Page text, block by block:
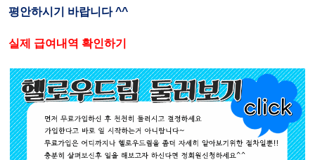
평안하시기 바랍니다 ^^
실제 급여내역 확인하기